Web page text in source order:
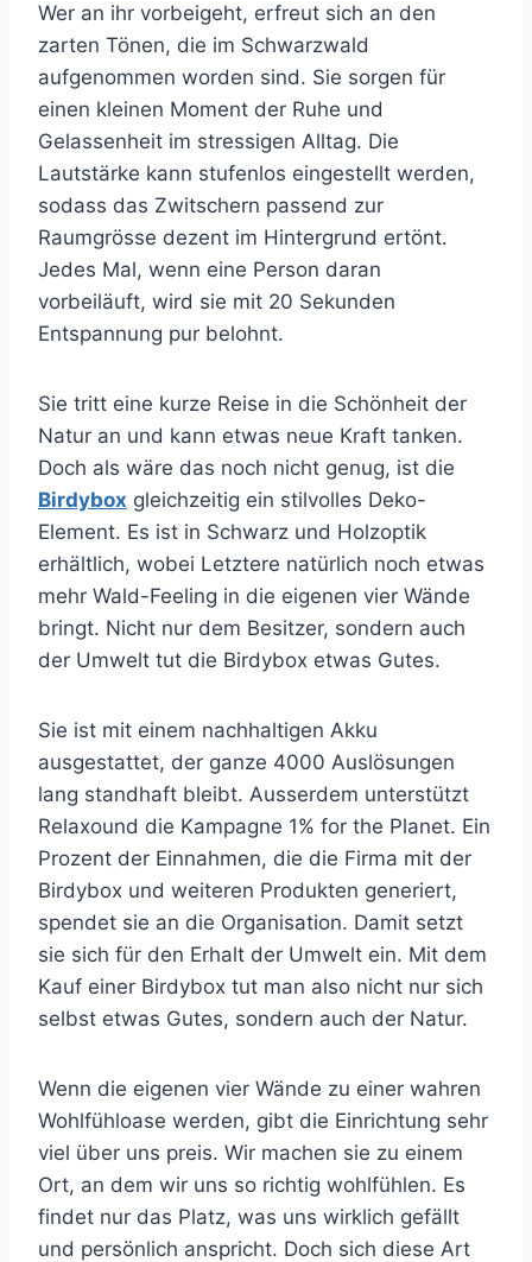
Wer an ihr vorbeigeht, erfreut sich an den
zarten Tönen, die im Schwarzwald
aufgenommen worden sind. Sie sorgen für
einen kleinen Moment der Ruhe und
Gelassenheit im stressigen Alltag. Die
Lautstärke kann stufenlos eingestellt werden,
sodass das Zwitschern passend zur
Raumgrösse dezent im Hintergrund ertönt.
Jedes Mal, wenn eine Person daran
vorbeiläuft, wird sie mit 20 Sekunden
Entspannung pur belohnt.
Sie tritt eine kurze Reise in die Schönheit der
Natur an und kann etwas neue Kraft tanken.
Doch als wäre das noch nicht genug, ist die
Birdybox gleichzeitig ein stilvolles Deko-
Element. Es ist in Schwarz und Holzoptik
erhältlich, wobei Letztere natürlich noch etwas
mehr Wald-Feeling in die eigenen vier Wände
bringt. Nicht nur dem Besitzer, sondern auch
der Umwelt tut die Birdybox etwas Gutes.
Sie ist mit einem nachhaltigen Akku
ausgestattet, der ganze 4000 Auslösungen
lang standhaft bleibt. Ausserdem unterstützt
Relaxound die Kampagne 1% for the Planet. Ein
Prozent der Einnahmen, die die Firma mit der
Birdybox und weiteren Produkten generiert,
spendet sie an die Organisation. Damit setzt
sie sich für den Erhalt der Umwelt ein. Mit dem
Kauf einer Birdybox tut man also nicht nur sich
selbst etwas Gutes, sondern auch der Natur.
Wenn die eigenen vier Wände zu einer wahren
Wohlfühloase werden, gibt die Einrichtung sehr
viel über uns preis. Wir machen sie zu einem
Ort, an dem wir uns so richtig wohlfühlen. Es
findet nur das Platz, was uns wirklich gefällt
und persönlich anspricht. Doch sich diese Art